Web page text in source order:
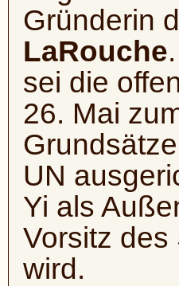
Gründerin
LaRouche
sei die
26. Mai
UN
Yi als
Vorsitz des
wird.